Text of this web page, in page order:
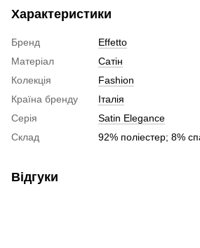
Характеристики
Бренд
Effetto
Матеріал
Сатін
Колекція
Fashion
Країна бренду
Італія
Серія
Satin Elegance
Склад
92% поліестер; 8%
Відгуки